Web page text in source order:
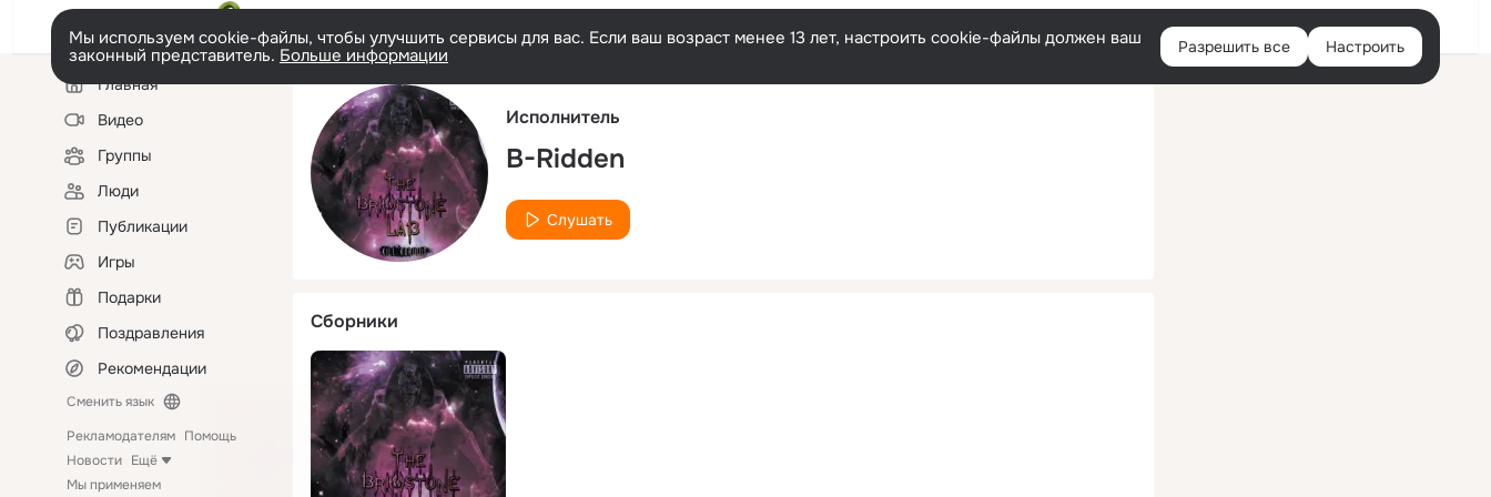
Русский Войти
Мы используем cookie-файлы, чтобы улучшить сервисы для вас. Если ваш возраст менее 13 лет, настроить cookie-файлы должен ваш
законный представитель. Больше информации Разрешить все Настроить
Левая
колонкаГлавная
Видео
Группы
Люди
Публикации
Игры
Подарки
Поздравления
Рекомендации
Сменить язык
Рекламодателям Помощь
Новости Ещё
Мы применяем
Исполнитель
B-Ridden
Слушать
Сборники